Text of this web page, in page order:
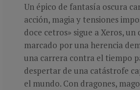
Un épico de fantasía oscura
acción, magia y tensiones
doce cetros» sigue a Xeros, un
marcado por una herencia
una carrera contra el tiempo
despertar de una catástrofe
el mundo. Con dragones,